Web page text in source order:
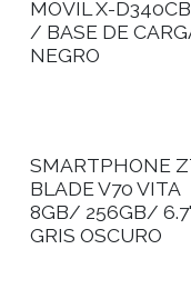
MOVIL X-
/ BASE DE
NEGRO
SMARTPHONE
BLADE V70 VITA
8GB/ 256GB/
GRIS OSCURO